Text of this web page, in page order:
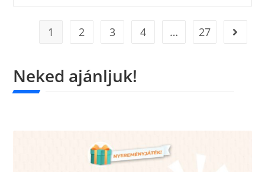
1 2 3 4 … 27
Neked ajánljuk!